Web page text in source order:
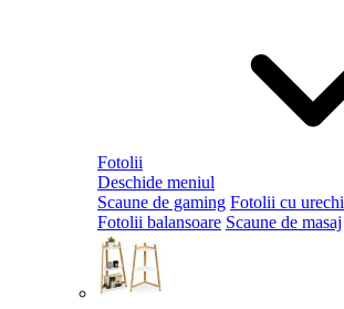
Fotolii
Deschide meniul
Scaune de gaming Fotolii cu urechi
Fotolii balansoare Scaune de masaj